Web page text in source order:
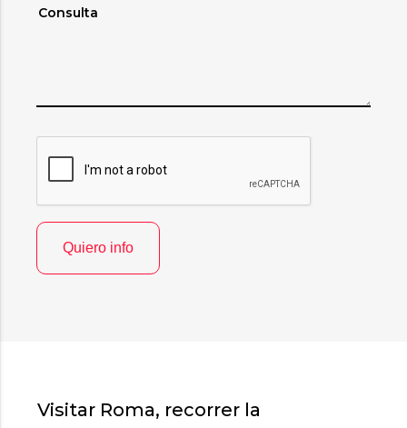
Visitar Roma, recorrer la